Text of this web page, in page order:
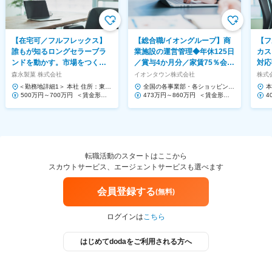
【在宅可／フルフレックス】
誰もが知るロングセラーブラ
ンドを動かす。市場をつくる
提案営業◆ハイチュウ等
森永製菓 株式会社
＜勤務地詳細1＞ 本社 住所：東京
都港区芝浦1-13-16 勤務地最寄
500万円～700万円 ＜賃金形態
【総合職/イオングループ】商
業施設の運営管理◆年休125日
／賞与4か月分／家賃75％会社
負担！
イオンタウン株式会社
全国の各事業部・各ショッピング
センター 住所：千葉県千葉市美浜
473万円～860万円 ＜賃金形態
【
カ
対
株式
1
転職活動のスタートはここから
スカウトサービス、エージェントサービスも選べます
会員登録する(無料)
ログインはこちら
はじめてdodaをご利用される方へ